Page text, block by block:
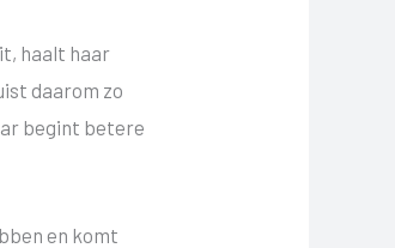
haalt haar
daarom zo
begint betere
en komt